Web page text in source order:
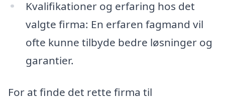
Kvalifikationer og erfaring hos det
valgte firma: En erfaren fagmand vil
ofte kunne tilbyde bedre løsninger og
garantier.
For at finde det rette firma til